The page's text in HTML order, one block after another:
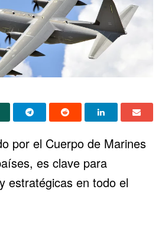
por el Cuerpo de Marines
es clave para
estratégicas en todo el